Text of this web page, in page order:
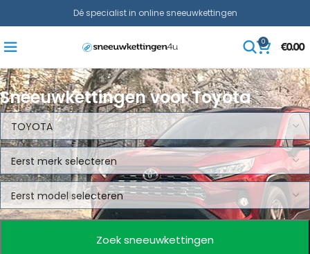
Dé specialist in online sneeuwkettingen
0
€0.00
Sneeuwkettingen voor Toyota